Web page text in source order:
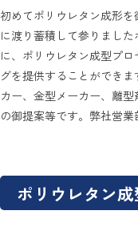
初めてポリウレタン成形
に渡り蓄積して参りまし
に、ポリウレタン成型プ
グを提供することができ
カー、金型メーカー、離
の御提案等です。弊社営業
ポリウレタン